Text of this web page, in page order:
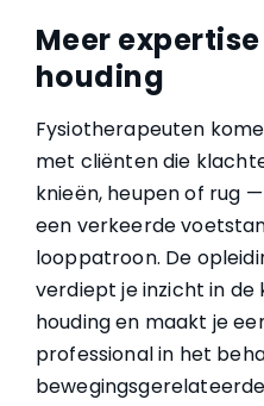
Meer
houding
Fysiotherapeuten
met cliënten die
knieën, heupen of rug
een verkeerde
looppatroon. De
verdiept je inzicht in
houding en maakt je
professional in het